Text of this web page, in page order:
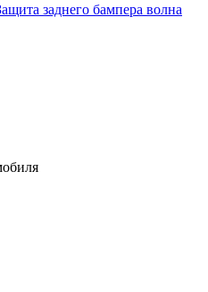
заднего бампера волна